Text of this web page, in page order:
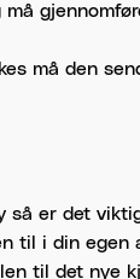
må den
så er det
til i din
til det nye